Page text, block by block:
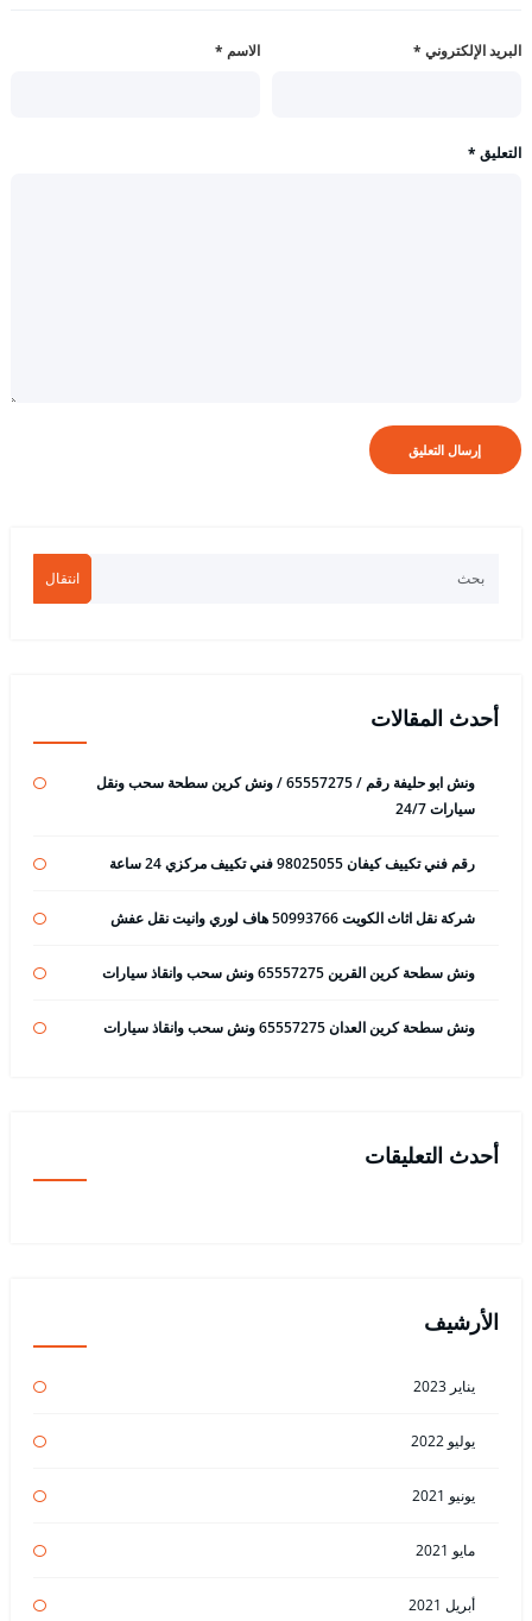
الاسم * البريد الإلكتروني *
التعليق *
انتقال
أحدث المقالات
ونش ابو حليفة رقم / 65557275 / ونش كرين سطحة سحب ونقل
سيارات 24/7
رقم فني تكييف كيفان 98025055 فني تكييف مركزي 24 ساعة
شركة نقل اثاث الكويت 50993766 هاف لوري وانيت نقل عفش
ونش سطحة كرين القرين 65557275 ونش سحب وانقاذ سيارات
ونش سطحة كرين العدان 65557275 ونش سحب وانقاذ سيارات
أحدث التعليقات
الأرشيف
يناير 2023
يوليو 2022
يونيو 2021
مايو 2021
أبريل 2021